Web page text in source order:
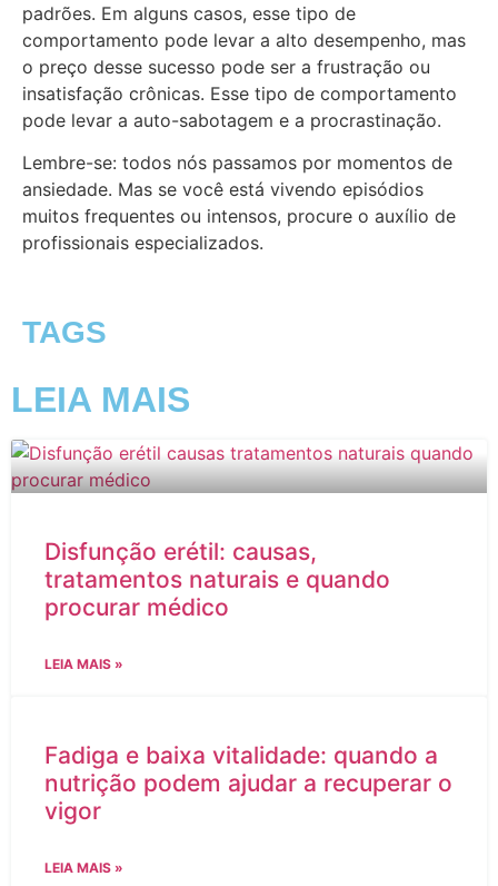
padrões. Em alguns casos, esse tipo de
comportamento pode levar a alto desempenho, mas
o preço desse sucesso pode ser a frustração ou
insatisfação crônicas. Esse tipo de comportamento
pode levar a auto-sabotagem e a procrastinação.
Lembre-se: todos nós passamos por momentos de
ansiedade. Mas se você está vivendo episódios
muitos frequentes ou intensos, procure o auxílio de
profissionais especializados.
TAGS
LEIA MAIS
Disfunção erétil: causas,
tratamentos naturais e quando
procurar médico
LEIA MAIS »
Fadiga e baixa vitalidade: quando a
nutrição podem ajudar a recuperar o
vigor
LEIA MAIS »